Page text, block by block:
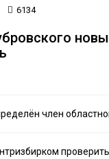
6134
член